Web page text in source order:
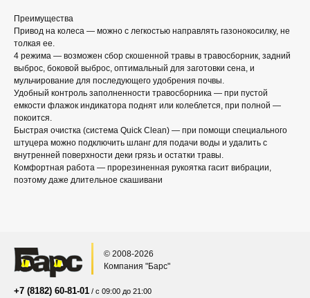
Преимущества
Привод на колеса — можно с легкостью направлять газонокосилку, не
толкая ее.
4 режима — возможен сбор скошенной травы в травосборник, задний
выброс, боковой выброс, оптимальный для заготовки сена, и
мульчирование для последующего удобрения почвы.
Удобный контроль заполненности травосборника — при пустой
емкости флажок индикатора поднят или колеблется, при полной —
покоится.
Быстрая очистка (система Quick Clean) — при помощи специального
штуцера можно подключить шланг для подачи воды и удалить с
внутренней поверхности деки грязь и остатки травы.
Комфортная работа — прорезиненная рукоятка гасит вибрации,
поэтому даже длительное скашивани
© 2008-2026
Компания "Барс"
+7 (8182) 60-81-01 / с 09:00 до 21:00